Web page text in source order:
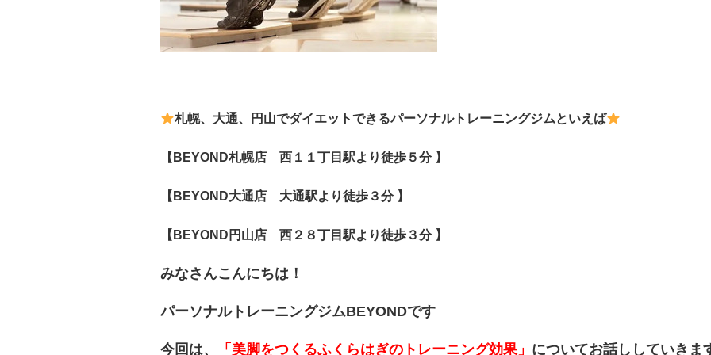
札幌、大通、円山でダイエットできるパーソナルトレーニングジムといえば
【BEYOND札幌店 西１１丁目駅より徒歩５分 】
【BEYOND大通店 大通駅より徒歩３分 】
【BEYOND円山店 西２８丁目駅より徒歩３分 】
みなさんこんにちは！
パーソナルトレーニングジムBEYONDです
今回は、 「美脚をつくるふくらはぎのトレーニング効果」 についてお話ししていきま